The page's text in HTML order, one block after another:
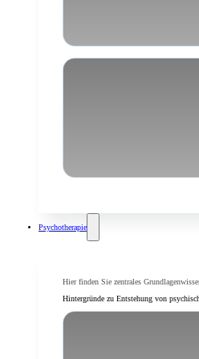
Psychotherapie
Hier finden Sie zentrales
Hintergründe zu Entstehung von